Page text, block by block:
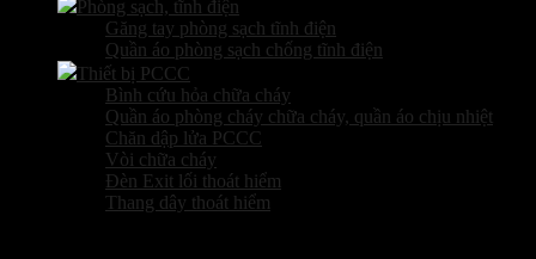
Phòng sạch, tĩnh điện
Găng tay phòng sạch tĩnh điện
Quần áo phòng sạch chống tĩnh điện
Thiết bị PCCC
Bình cứu hỏa chữa cháy
Quần áo phòng cháy chữa cháy, quần áo chịu nhiệt
Chăn dập lửa PCCC
Vòi chữa cháy
Đèn Exit lối thoát hiểm
Thang dây thoát hiểm